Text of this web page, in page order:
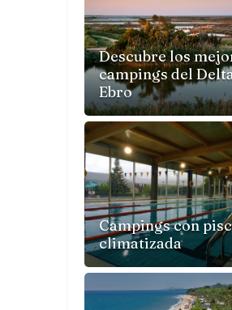
Descubre los
campings del
Ebro
Campings con
climatizada